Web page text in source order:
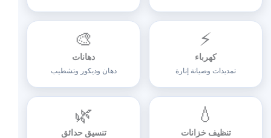
⚡
كهرباء
تمديدات وصيانة إنارة
🎨
دهانات
دهان وديكور وتشطيب
💧
تنظيف خزانات
🌿
تنسيق حدائق